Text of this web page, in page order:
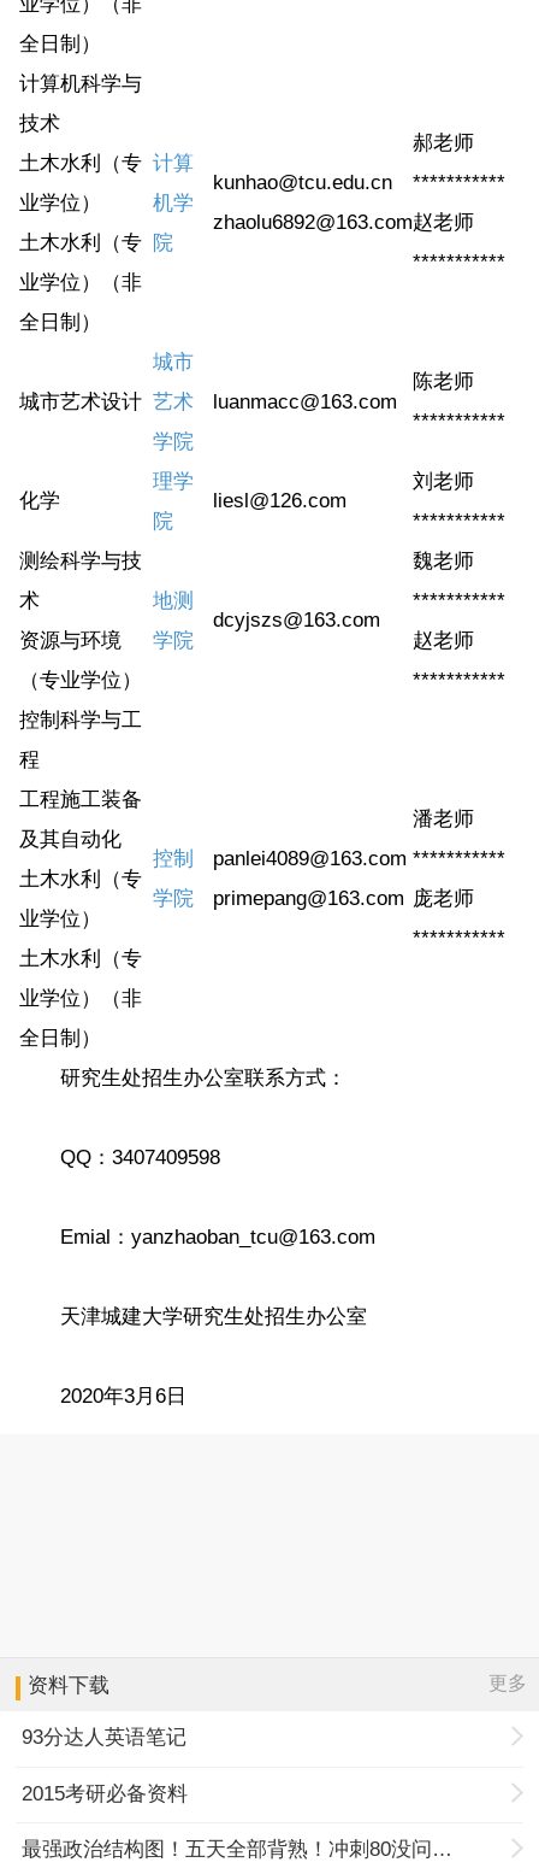
全日制）
计算机科学与
技术
土木水利（专
业学位）
土木水利（专
业学位）（非
全日制）
计算
机学
院
kunhao@tcu.edu.cn
zhaolu6892@163.com
郝老师
***********
赵老师
***********
城市艺术设计
城市
艺术
学院
luanmacc@163.com
陈老师
***********
化学
理学
院
liesl@126.com
刘老师
***********
测绘科学与技
术
资源与环境
（专业学位）
地测
学院
dcyjszs@163.com
魏老师
***********
赵老师
***********
控制科学与工
程
工程施工装备
及其自动化
土木水利（专
业学位）
土木水利（专
业学位）（非
全日制）
控制
学院
panlei4089@163.com
primepang@163.com
潘老师
***********
庞老师
***********
研究生处招生办公室联系方式：
QQ：3407409598
Emial：yanzhaoban_tcu@163.com
天津城建大学研究生处招生办公室
2020年3月6日
资料下载 更多
93分达人英语笔记
2015考研必备资料
最强政治结构图！五天全部背熟！冲刺80没问题！